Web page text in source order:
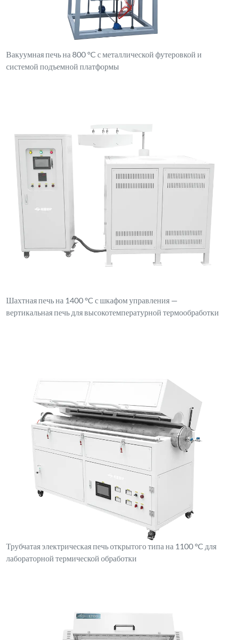
Вакуумная печь на 800 °C с металлической футеровкой и
системой подъемной платформы
Шахтная печь на 1400 °C с шкафом управления —
вертикальная печь для высокотемпературной термообработки
Трубчатая электрическая печь открытого типа на 1100 °C для
лабораторной термической обработки